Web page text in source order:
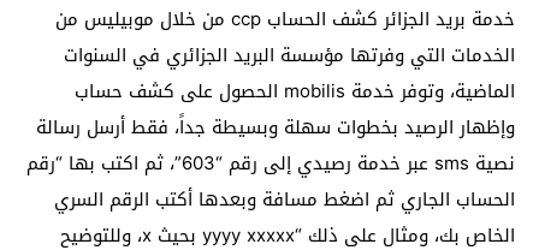
خدمة بريد الجزائر كشف الحساب ccp من خلال موبيليس من
الخدمات التي وفرتها مؤسسة البريد الجزائري في السنوات
الماضية، وتوفر خدمة mobilis الحصول على كشف حساب
وإظهار الرصيد بخطوات سهلة وبسيطة جداً، فقط أرسل رسالة
نصية sms عبر خدمة رصيدي إلى رقم “603”، ثم اكتب بها “رقم
الحساب الجاري ثم اضغط مسافة وبعدها أكتب الرقم السري
الخاص بك، ومثال على ذلك “yyyy xxxxx بحيث x، وللتوضيح